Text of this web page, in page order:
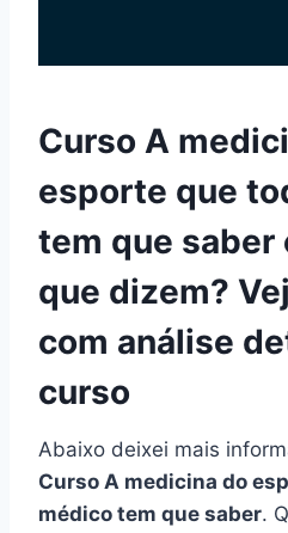
Curso A
esporte que
tem que saber
que dizem?
com análise
curso
Abaixo deixei mais
Curso A medicina do
médico tem que saber.